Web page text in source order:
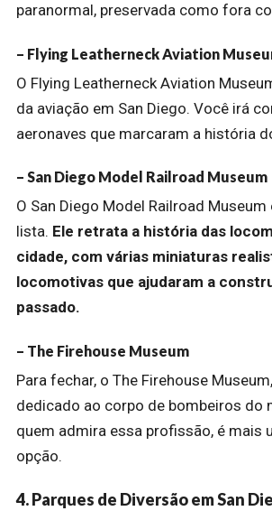
paranormal, preservada como fora
– Flying Leatherneck Aviation
O Flying Leatherneck Aviation
da aviação em San Diego. Você irá
aeronaves que marcaram a história
– San Diego Model Railroad Museum
O San Diego Model Railroad
lista. Ele retrata a história das
cidade, com várias miniaturas
locomotivas que ajudaram a
passado.
– The Firehouse Museum
Para fechar, o The Firehouse
dedicado ao corpo de bombeiros do
quem admira essa profissão, é mais
opção.
4. Parques de Diversão em San